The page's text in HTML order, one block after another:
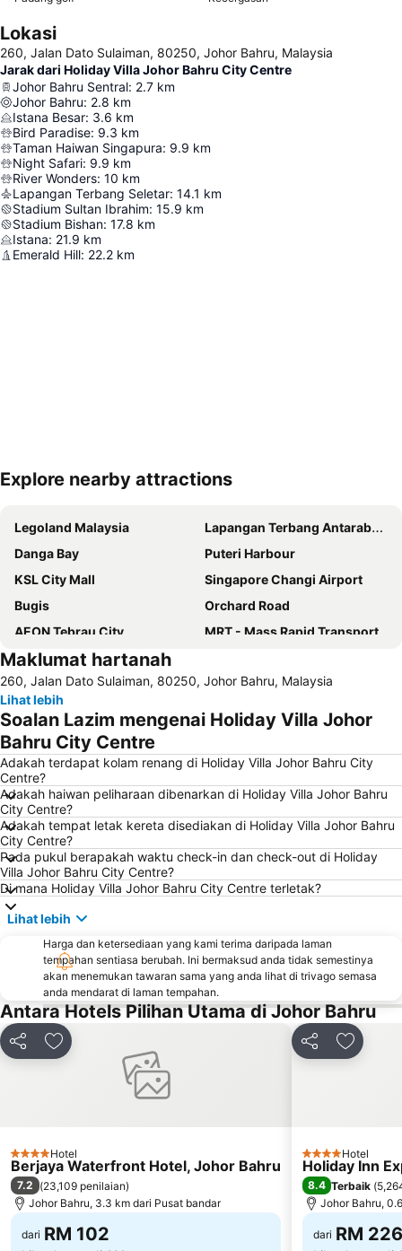
Lokasi
260, Jalan Dato Sulaiman, 80250, Johor Bahru, Malaysia
Jarak dari Holiday Villa Johor Bahru City Centre
Johor Bahru Sentral: 2.7 km
Johor Bahru: 2.8 km
Istana Besar: 3.6 km
Bird Paradise: 9.3 km
Taman Haiwan Singapura: 9.9 km
Night Safari: 9.9 km
River Wonders: 10 km
Lapangan Terbang Seletar: 14.1 km
Stadium Sultan Ibrahim: 15.9 km
Stadium Bishan: 17.8 km
Istana: 21.9 km
Emerald Hill: 22.2 km
Kembangkan peta
Explore nearby attractions
Legoland Malaysia
Lapangan Terbang Antarabangsa Senai
Danga Bay
Puteri Harbour
KSL City Mall
Singapore Changi Airport
Bugis
Orchard Road
AEON Tebrau City
MRT - Mass Rapid Transport
Universal Studios
Marina Bay Sands Casino
Johor Premium Outlets
Sentosa
Little India
Plaza Angsana
Chinatown
Austin Heights Golf & Hotel Resort
Lavender MRT Station
Jurong East MRT
Geylang Serai Market
Singapore EXPO
Tampines MRT
Kallang MRT Station
Masjid Sultan
Clarke Quay
Suntec Singapore International Convention & Exhibition Centre
Plaza Pelangi
Changi
Tanjong Pagar MRT Station
Jurong
Novena MRT Station
Yishun
Stadium Metro Station
Singapore Sentosa Island Afternoon Trip
Ang Mo Kio - AMK
Buona Vista MRT Station
Punggol MRT Station
Bugis Junction Mall
Chinatown Metro Station
Plaza Singapura
Senai International
Maklumat hartanah
260, Jalan Dato Sulaiman, 80250, Johor Bahru, Malaysia
Lihat lebih
Soalan Lazim mengenai Holiday Villa Johor
Bahru City Centre
Adakah terdapat kolam renang di Holiday Villa Johor Bahru City
Centre?
Adakah haiwan peliharaan dibenarkan di Holiday Villa Johor Bahru
City Centre?
Adakah tempat letak kereta disediakan di Holiday Villa Johor Bahru
City Centre?
Pada pukul berapakah waktu check-in dan check-out di Holiday
Villa Johor Bahru City Centre?
Di mana Holiday Villa Johor Bahru City Centre terletak?
Lihat lebih
Harga dan ketersediaan yang kami terima daripada laman
tempahan sentiasa berubah. Ini bermaksud anda tidak semestinya
akan menemukan tawaran sama yang anda lihat di trivago semasa
anda mendarat di laman tempahan.
Antara Hotels Pilihan Utama di Johor Bahru
Kongsi Tambah ke favorit
4 Bintang
Hotel
Berjaya Waterfront Hotel, Johor Bahru
7.2 (23,109 penilaian)
Johor Bahru, 3.3 km dari Pusat bandar
dari RM 102
Kongsi
4 Bintang
Hotel
Holiday Inn
8.4 Terbaik (
Johor Bahru,
dari RM 226